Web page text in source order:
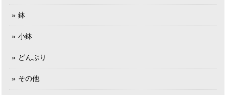
鉢
小鉢
どんぶり
その他